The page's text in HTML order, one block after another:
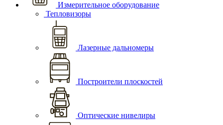
Измерительное оборудование
Тепловизоры
Лазерные дальномеры
Построители плоскостей
Оптические нивелиры